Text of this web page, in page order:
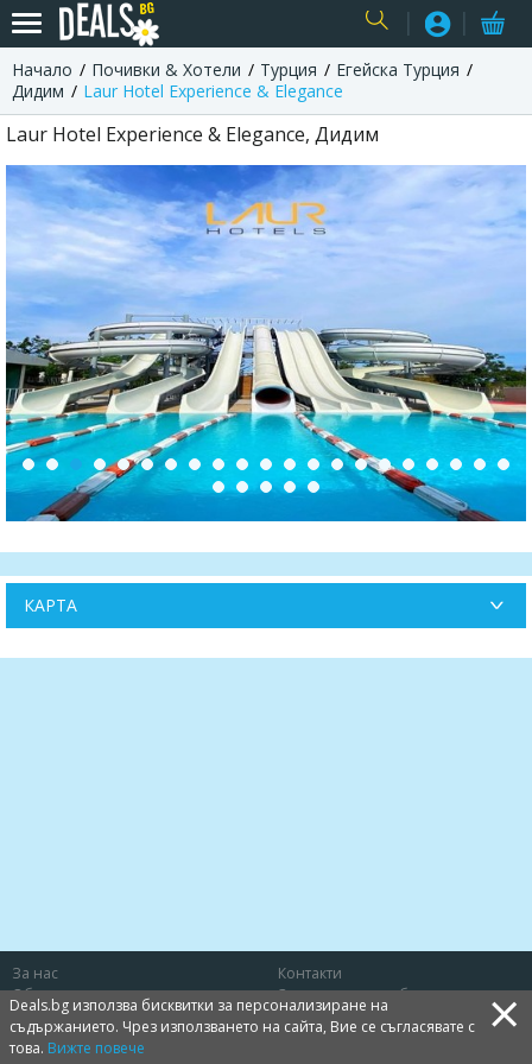
USER
Начало Почивки & Хотели Турция
Егейска Турция
Дидим
Laur Hotel Experience & Elegance
Laur Hotel Experience & Elegance, Дидим
КАРТА
За нас
Контакти
Общи условия
Защита на потребителя
Политика за лични данни
Бисквитки
Deals.bg използва бисквитки за персонализиране на
съдържанието. Чрез използването на сайта, Вие се съгласявате с
това. Вижте повече ×